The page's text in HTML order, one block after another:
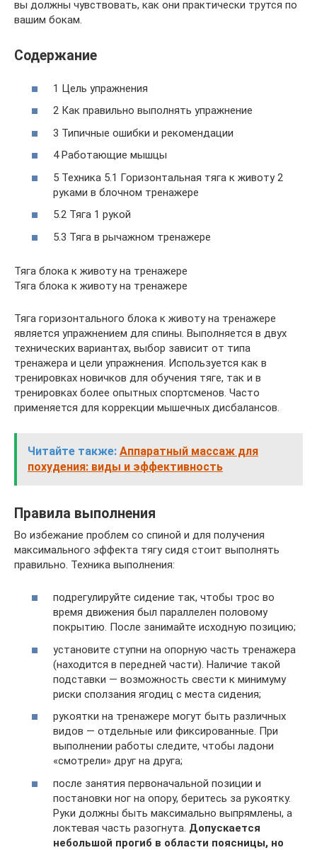
вы должны чувствовать, как они практически трутся по
вашим бокам.
Содержание
1 Цель упражнения
2 Как правильно выполнять упражнение
3 Типичные ошибки и рекомендации
4 Работающие мышцы
5 Техника 5.1 Горизонтальная тяга к животу 2
руками в блочном тренажере
5.2 Тяга 1 рукой
5.3 Тяга в рычажном тренажере
Тяга блока к животу на тренажере
Тяга блока к животу на тренажере
Тяга горизонтального блока к животу на тренажере
является упражнением для спины. Выполняется в двух
технических вариантах, выбор зависит от типа
тренажера и цели упражнения. Используется как в
тренировках новичков для обучения тяге, так и в
тренировках более опытных спортсменов. Часто
применяется для коррекции мышечных дисбалансов.
Читайте также: Аппаратный массаж для
похудения: виды и эффективность
Правила выполнения
Во избежание проблем со спиной и для получения
максимального эффекта тягу сидя стоит выполнять
правильно. Техника выполнения:
подрегулируйте сидение так, чтобы трос во
время движения был параллелен половому
покрытию. После занимайте исходную позицию;
установите ступни на опорную часть тренажера
(находится в передней части). Наличие такой
подставки — возможность свести к минимуму
риски сползания ягодиц с места сидения;
рукоятки на тренажере могут быть различных
видов — отдельные или фиксированные. При
выполнении работы следите, чтобы ладони
«смотрели» друг на друга;
после занятия первоначальной позиции и
постановки ног на опору, беритесь за рукоятку.
Руки должны быть максимально выпрямлены, а
локтевая часть разогнута. Допускается
небольшой прогиб в области поясницы, но